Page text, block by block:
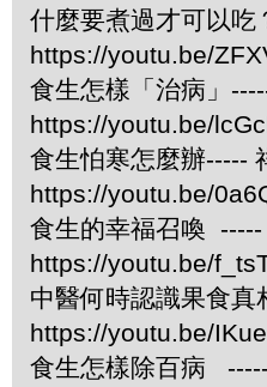
什麼要煮過才可以
https://youtu.be/
食生怎樣「治病」
https://youtu.be/
食生怕寒怎麼辦-----
https://youtu.be/
食生的幸福召喚
https://youtu.be/
中醫何時認識果食
https://youtu.be/
食生怎樣除百病